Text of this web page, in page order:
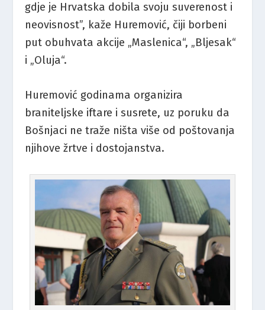
gdje je Hrvatska dobila svoju suverenost i
neovisnost”, kaže Huremović, čiji borbeni
put obuhvata akcije „Maslenica“, „Bljesak“
i „Oluja“.
Huremović godinama organizira
braniteljske iftare i susrete, uz poruku da
Bošnjaci ne traže ništa više od poštovanja
njihove žrtve i dostojanstva.